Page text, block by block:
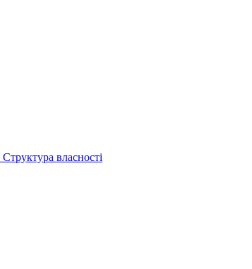
Структура власності